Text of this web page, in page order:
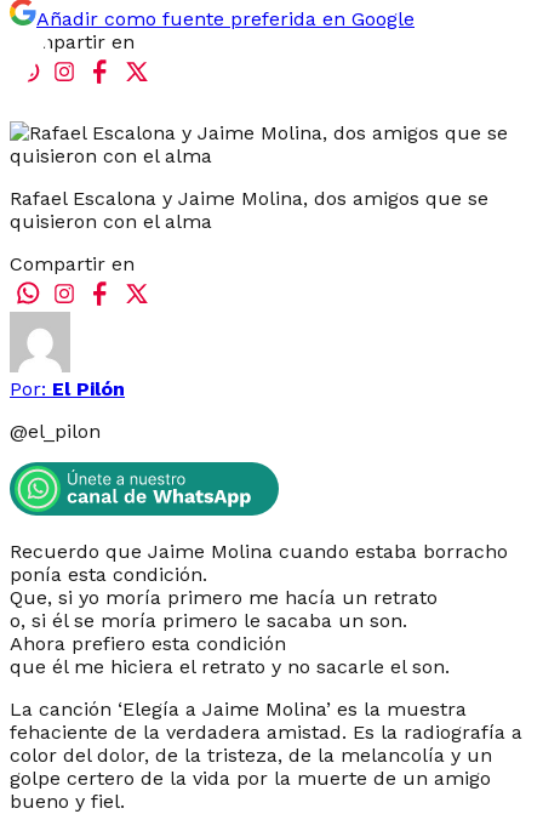
Añadir como fuente preferida en Google
Compartir en
Rafael Escalona y Jaime Molina, dos amigos que se
quisieron con el alma
Compartir en
Por: El Pilón
@el_pilon
Recuerdo que Jaime Molina cuando estaba borracho
ponía esta condición.
Que, si yo moría primero me hacía un retrato
o, si él se moría primero le sacaba un son.
Ahora prefiero esta condición
que él me hiciera el retrato y no sacarle el son.
La canción ‘Elegía a Jaime Molina’ es la muestra
fehaciente de la verdadera amistad. Es la radiografía a
color del dolor, de la tristeza, de la melancolía y un
golpe certero de la vida por la muerte de un amigo
bueno y fiel.